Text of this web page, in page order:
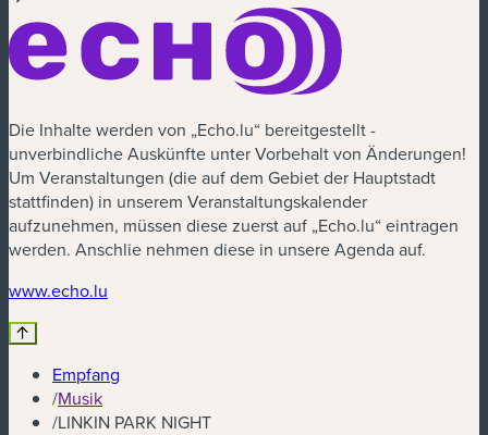
Die Inhalte werden von „Echo.lu“ bereitgestellt -
unverbindliche Auskünfte unter Vorbehalt von Änderungen!
Um Veranstaltungen (die auf dem Gebiet der Hauptstadt
stattfinden) in unserem Veranstaltungskalender
aufzunehmen, müssen diese zuerst auf „Echo.lu“ eintragen
werden. Anschlie nehmen diese in unsere Agenda auf.
www.echo.lu
Empfang
/Musik
/LINKIN PARK NIGHT